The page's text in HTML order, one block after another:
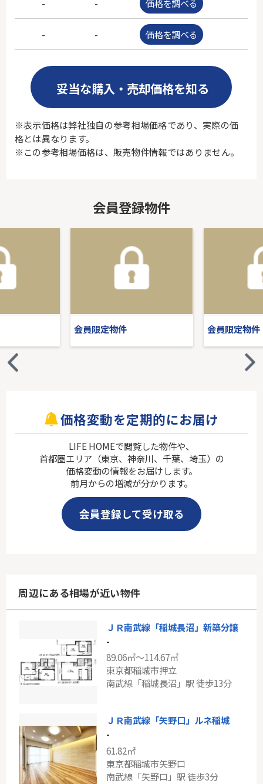
- - 価格を調べる
- - 価格を調べる
妥当な購入・売却価格を知る
※表示価格は弊社独自の参考相場価格であり、実際の価
格とは異なります。
※この参考相場価格は、販売物件情報ではありません。
会員登録物件
会員限定物件 会員限定物件
価格変動を定期的にお届け
LIFE HOMEで閲覧した物件や、
首都圏エリア（東京、神奈川、千葉、埼玉）の
価格変動の情報をお届けします。
前月からの増減が分かります。
会員登録して受け取る
周辺にある相場が近い物件
ＪＲ南武線「稲城長沼」新築分譲
-
89.06㎡～114.67㎡
東京都稲城市押立
南武線「稲城長沼」駅 徒歩13分
ＪＲ南武線「矢野口」ルネ稲城
-
61.82㎡
東京都稲城市矢野口
南武線「矢野口」駅 徒歩3分